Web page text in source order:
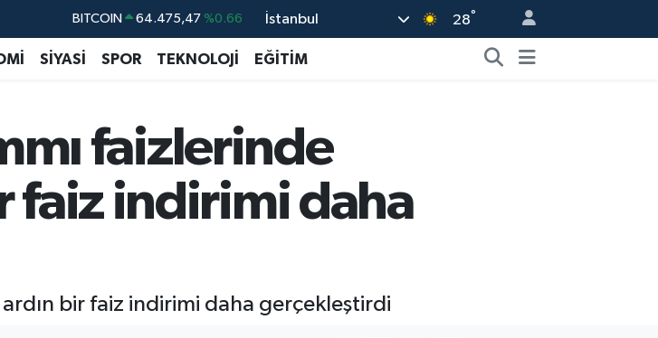
DOLAR 47,5986 %0.06
%0.1
GRAM ALTIN %0.39
BİST100 13.703 %0
İstanbul 28°
SİYASİ SPOR TEKNOLOJİ EĞİTİM
faizlerinde
faiz indirimi daha
bir faiz indirimi daha gerçekleştirdi